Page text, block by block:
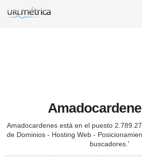
Amadocardenes está en el puesto
de Dominios - Hosting Web -
buscadores.'